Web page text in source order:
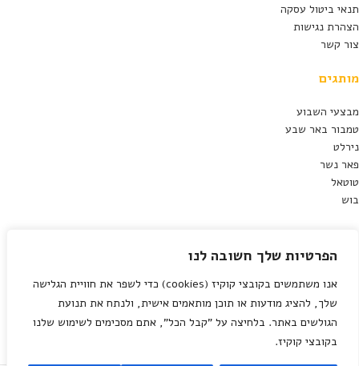
הפרטיות שלך חשובה לנו
אנו משתמשים בקובצי קוקיז (cookies) כדי לשפר את חוויית הגלישה
שלך, להציג מודעות או תוכן מותאמים אישית, ולנתח את תנועת
הגולשים באתר. בלחיצה על "קבל הכל", אתם מסכימים לשימוש שלנו
בקובצי קוקיז.
תנאי ביטול עסקה
הצהרת נגישות
צור קשר
מותגים
מבצעי השבוע
טמבור באר שבע
נירלט
פאר נשר
טוטאל
בוש
עיצוב פנים
כלי עבודה
חומרי בניין
שיפוצים